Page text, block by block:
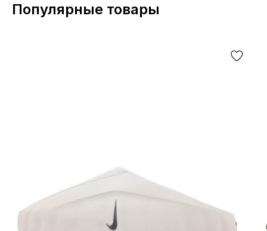
Популярные товары